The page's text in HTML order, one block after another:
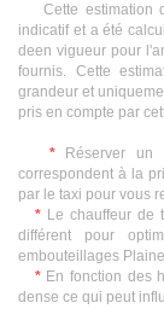
Cette estimation
indicatif et a été
deen vigueur pour
fournis. Cette
grandeur et
pris en compte par
*Réserver un
correspondent à la
par le taxi pour vous
* Le chauffeur de
différent pour
embouteillages
*En fonction des
dense ce qui peut